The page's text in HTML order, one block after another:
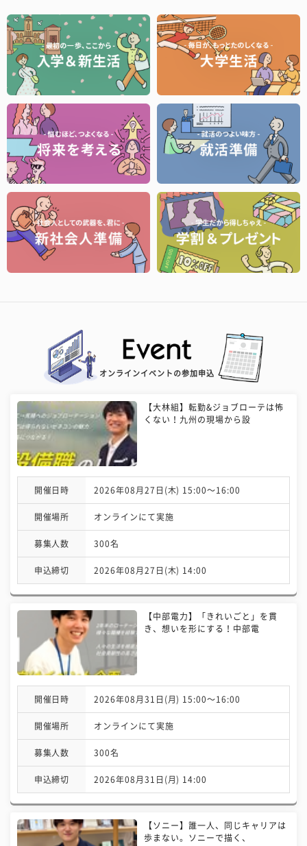
オンラインイベントの参加申込
【大林組】転勤&ジョブローテは怖
くない！九州の現場から設
開催日時 2026年08月27日(木) 15:00〜16:00
開催場所 オンラインにて実施
募集人数 300名
申込締切 2026年08月27日(木) 14:00
【中部電力】「きれいごと」を貫
き、想いを形にする！中部電
開催日時 2026年08月31日(月) 15:00〜16:00
開催場所 オンラインにて実施
募集人数 300名
申込締切 2026年08月31日(月) 14:00
【ソニー】誰一人、同じキャリアは
歩まない。ソニーで描く、